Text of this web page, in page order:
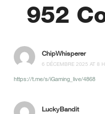
952
ChipWhisperer
6 DÉCEMBRE 2025 AT 8
https://t.me/s/iGaming_live/4868
LuckyBandit